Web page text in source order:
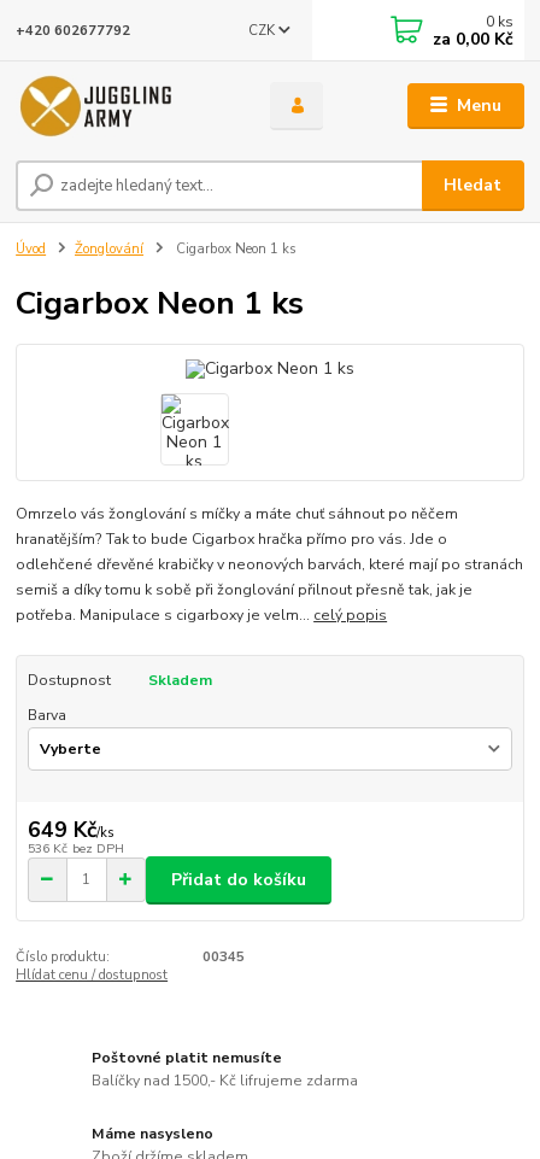
Menu
CZK
Hledat
+420 602677792 0 ks
za 0,00 Kč
Úvod Žonglování Cigarbox Neon 1 ks
Cigarbox Neon 1 ks
Omrzelo vás žonglování s míčky a máte chuť sáhnout po něčem
hranatějším? Tak to bude Cigarbox hračka přímo pro vás. Jde o
odlehčené dřevěné krabičky v neonových barvách, které mají po stranách
semiš a díky tomu k sobě při žonglování přilnout přesně tak, jak je
potřeba. Manipulace s cigarboxy je velm... celý popis
Dostupnost
Skladem
Barva
649 Kč/ks
536 Kč bez DPH
Přidat do košíku
Číslo produktu:
00345
Hlídat cenu / dostupnost
Poštovné platit nemusíte
Balíčky nad 1500,- Kč lifrujeme zdarma
Máme nasysleno